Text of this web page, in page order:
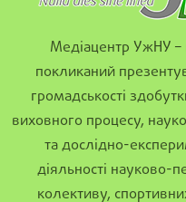
Медіацентр УжНУ –
покликаний
громадськості
виховного процесу,
та дослідно-
діяльності науково-
колективу,